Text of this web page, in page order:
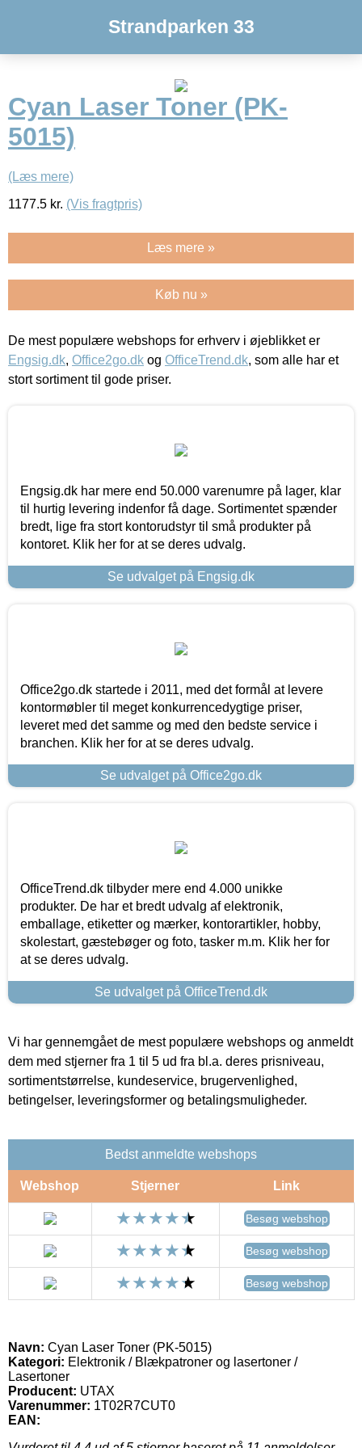
Strandparken 33
Cyan Laser Toner (PK-
5015)
(Læs mere)
1177.5 kr. (Vis fragtpris)
Læs mere »
Køb nu »
De mest populære webshops for erhverv i øjeblikket er
Engsig.dk, Office2go.dk og OfficeTrend.dk, som alle har et
stort sortiment til gode priser.
Engsig.dk har mere end 50.000 varenumre på lager, klar
til hurtig levering indenfor få dage. Sortimentet spænder
bredt, lige fra stort kontorudstyr til små produkter på
kontoret. Klik her for at se deres udvalg.
Se udvalget på Engsig.dk
Office2go.dk startede i 2011, med det formål at levere
kontormøbler til meget konkurrencedygtige priser,
leveret med det samme og med den bedste service i
branchen. Klik her for at se deres udvalg.
Se udvalget på Office2go.dk
OfficeTrend.dk tilbyder mere end 4.000 unikke
produkter. De har et bredt udvalg af elektronik,
emballage, etiketter og mærker, kontorartikler, hobby,
skolestart, gæstebøger og foto, tasker m.m. Klik her for
at se deres udvalg.
Se udvalget på OfficeTrend.dk
Vi har gennemgået de mest populære webshops og anmeldt
dem med stjerner fra 1 til 5 ud fra bl.a. deres prisniveau,
sortimentstørrelse, kundeservice, brugervenlighed,
betingelser, leveringsformer og betalingsmuligheder.
Bedst anmeldte webshops
Webshop Stjerner Link
Besøg webshop
Besøg webshop
Besøg webshop
Navn: Cyan Laser Toner (PK-5015)
Kategori: Elektronik / Blækpatroner og lasertoner /
Lasertoner
Producent: UTAX
Varenummer: 1T02R7CUT0
EAN: